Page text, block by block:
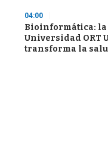
04:00
Bioinformática: la
Universidad ORT
transforma la